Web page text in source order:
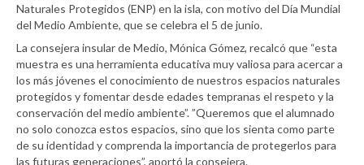
Naturales Protegidos (ENP) en la isla, con motivo del Día Mundial
del Medio Ambiente, que se celebra el 5 de junio.
La consejera insular de Medio, Mónica Gómez, recalcó que “esta
muestra es una herramienta educativa muy valiosa para acercar a
los más jóvenes el conocimiento de nuestros espacios naturales
protegidos y fomentar desde edades tempranas el respeto y la
conservación del medio ambiente”. ”Queremos que el alumnado
no solo conozca estos espacios, sino que los sienta como parte
de su identidad y comprenda la importancia de protegerlos para
las futuras generaciones”, aportó la consejera.